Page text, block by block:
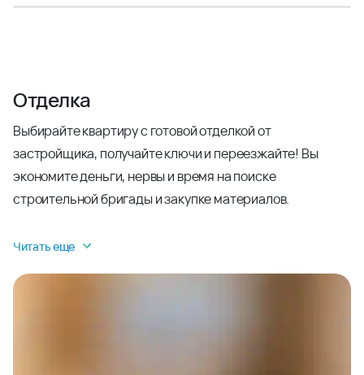
Отделка
Выбирайте квартиру с готовой отделкой от
застройщика, получайте ключи и переезжайте! Вы
экономите деньги, нервы и время на поиске
строительной бригады и закупке материалов.
Читать еще